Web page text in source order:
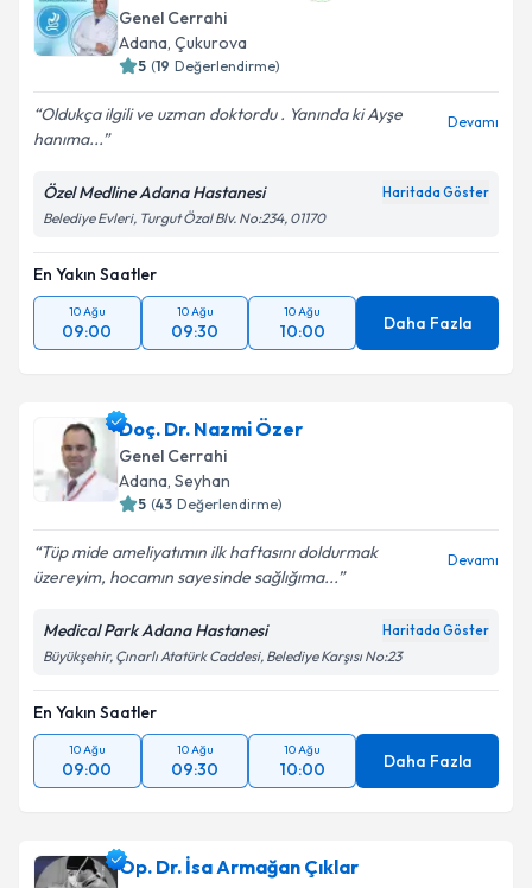
E-posta Adresiniz
kapsamda işlenmesini kabul ediyorum.
Genel Cerrahi
Adana, Çukurova
5 (19 Değerlendirme)
Oldukça ilgili ve uzman doktordu . Yanında ki Ayşe
hanıma...
Devamı
Özel Medline Adana Hastanesi Haritada Göster
Belediye Evleri, Turgut Özal Blv. No:234, 01170
En Yakın Saatler
10 Ağu
09:00
10 Ağu
09:30
10 Ağu
10:00 Daha Fazla
Doç. Dr. Nazmi Özer
Genel Cerrahi
Adana, Seyhan
5 (43 Değerlendirme)
Tüp mide ameliyatımın ilk haftasını doldurmak
üzereyim, hocamın sayesinde sağlığıma...
Devamı
Medical Park Adana Hastanesi Haritada Göster
Büyükşehir, Çınarlı Atatürk Caddesi, Belediye Karşısı No:23
En Yakın Saatler
10 Ağu
09:00
10 Ağu
09:30
10 Ağu
10:00 Daha Fazla
Op. Dr. İsa Armağan Çıklar